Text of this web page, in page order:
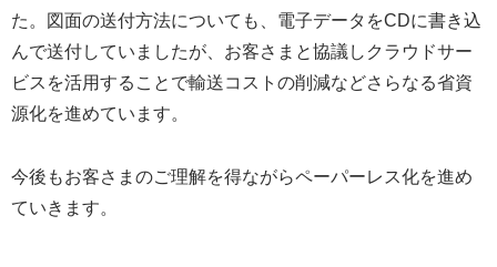
た。図面の送付方法についても、電子データをCDに書き込
んで送付していましたが、お客さまと協議しクラウドサー
ビスを活用することで輸送コストの削減などさらなる省資
源化を進めています。
今後もお客さまのご理解を得ながらペーパーレス化を進め
ていきます。